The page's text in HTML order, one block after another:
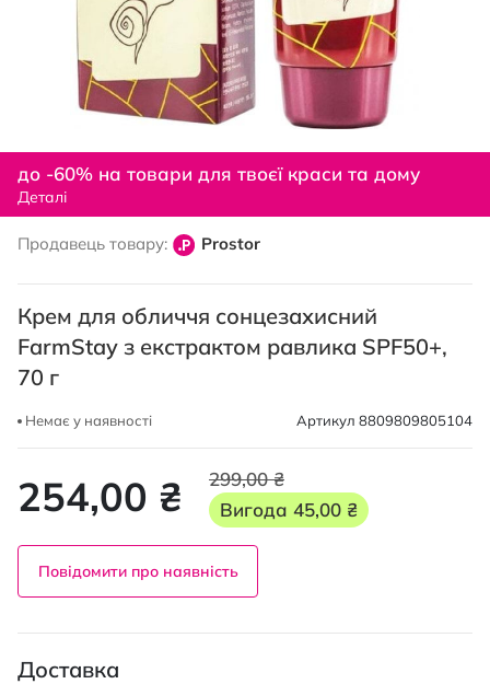
початку
галереї
до -60% на товари для твоєї краси та дому
Деталі
Продавець товару: Prostor
Крем для обличчя сонцезахисний
FarmStay з екстрактом равлика SPF50+,
70 г
Немає у наявності Артикул 8809809805104
254,00 ₴
299,00 ₴
Вигода 45,00 ₴
Повідомити про наявність
Доставка